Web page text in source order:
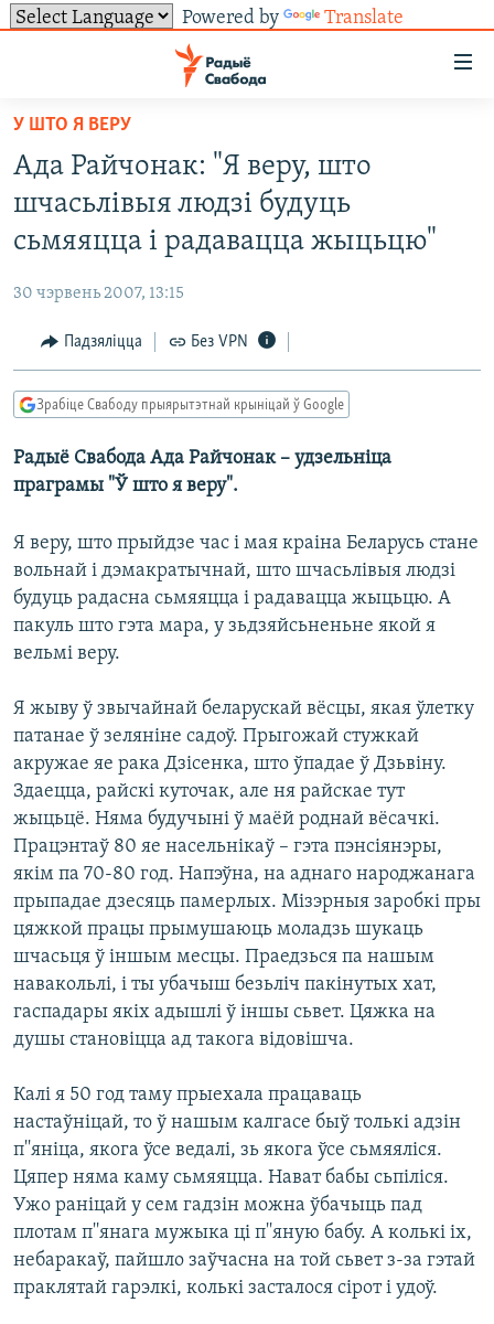
Powered by Translate
ўнівэрсальнага
доступу
Перайсьці
да
галоўнага
зьместу
да
навігацыі
Перайсьці
да
ПАЛІТЫКА
ЭКАНОМІКА
ПАЛІТВЯЗЬНІ
КАЛЯНДАР
ТОЛЬКІ НА СВАБОДЗЕ
ГІСТОРЫЯ НА СВАБОДЗЕ
ПАДКАСТЫ
PREMIUM
НА ХВАЛЯХ СВАБОДЫ
ПАДЗЯЛІЦЦА ІНФАРМАЦЫЯЙ
RSS
ПАДКАСТЫ
Усе сайты РС/РСЭ
У ШТО Я ВЕРУ
Ада Райчонак: "Я веру, што
шчасьлівыя людзі будуць
сьмяяцца і радавацца жыцьцю"
30 чэрвень 2007, 13:15
Падзяліцца Без VPN
Зрабіце Свабоду прыярытэтнай крыніцай ў Google
Радыё Свабода Ада Райчонак – удзельніца
праграмы "Ў што я веру".
Я веру, што прыйдзе час і мая краіна Беларусь стане
вольнай і дэмакратычнай, што шчасьлівыя людзі
будуць радасна сьмяяцца і радавацца жыцьцю. А
пакуль што гэта мара, у зьдзяйсьненьне якой я
вельмі веру.
Я жыву ў звычайнай беларускай вёсцы, якая ўлетку
патанае ў зеляніне садоў. Прыгожай стужкай
акружае яе рака Дзісенка, што ўпадае ў Дзьвіну.
Здаецца, райскі куточак, але ня райскае тут
жыцьцё. Няма будучыні ў маёй роднай вёсачкі.
Працэнтаў 80 яе насельнікаў – гэта пэнсіянэры,
якім па 70-80 год. Напэўна, на аднаго народжанага
прыпадае дзесяць памерлых. Мізэрныя заробкі пры
цяжкой працы прымушаюць моладзь шукаць
шчасьця ў іншым месцы. Праедзься па нашым
навакольлі, і ты убачыш безьліч пакінутых хат,
гаспадары якіх адышлі ў іншы сьвет. Цяжка на
душы становіцца ад такога відовішча.
Калі я 50 год таму прыехала працаваць
настаўніцай, то ў нашым калгасе быў толькі адзін
п''яніца, якога ўсе ведалі, зь якога ўсе сьмяяліся.
Цяпер няма каму сьмяяцца. Нават бабы сьпіліся.
Ужо раніцай у сем гадзін можна ўбачыць пад
плотам п''янага мужыка ці п''яную бабу. А колькі іх,
небаракаў, пайшло заўчасна на той сьвет з-за гэтай
праклятай гарэлкі, колькі засталося сірот і удоў.